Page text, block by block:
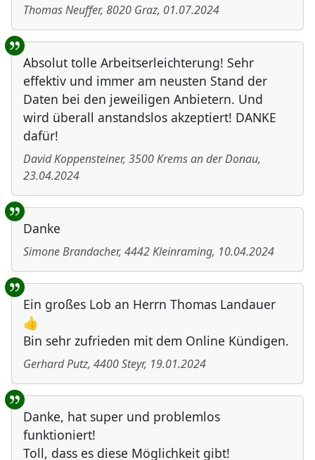
Thomas Neuffer, 8020 Graz, 01.07.2024
Absolut tolle Arbeitserleichterung! Sehr
effektiv und immer am neusten Stand der
Daten bei den jeweiligen Anbietern. Und
wird überall anstandslos akzeptiert! DANKE
dafür!
David Koppensteiner, 3500Krems an der Donau,
23.04.2024
Danke
Simone Brandacher, 4442Kleinraming, 10.04.2024
Ein großes Lob an Herrn Thomas Landauer
👍
Bin sehr zufrieden mit dem Online Kündigen.
Gerhard Putz, 4400Steyr, 19.01.2024
Danke, hat super und problemlos
funktioniert!
Toll, dass es diese Möglichkeit gibt!